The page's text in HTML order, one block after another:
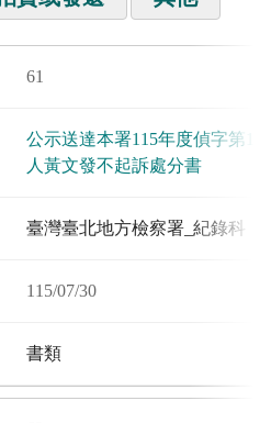
61
公示送達本署115年度偵字第
人黃文發不起訴處分書
臺灣臺北地方檢察署_紀錄科
115/07/30
書類